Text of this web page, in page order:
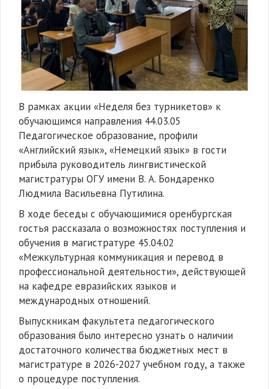
В рамках акции «Неделя без турникетов» к
обучающимся направления 44.03.05
Педагогическое образование, профили
«Английский язык», «Немецкий язык» в гости
прибыла руководитель лингвистической
магистратуры ОГУ имени В. А. Бондаренко
Людмила Васильевна Путилина.
В ходе беседы с обучающимися оренбургская
гостья рассказала о возможностях поступления и
обучения в магистратуре 45.04.02
«Межкультурная коммуникация и перевод в
профессиональной деятельности», действующей
на кафедре евразийских языков и
международных отношений.
Выпускникам факультета педагогического
образования было интересно узнать о наличии
достаточного количества бюджетных мест в
магистратуре в 2026-2027 учебном году, а также
о процедуре поступления.